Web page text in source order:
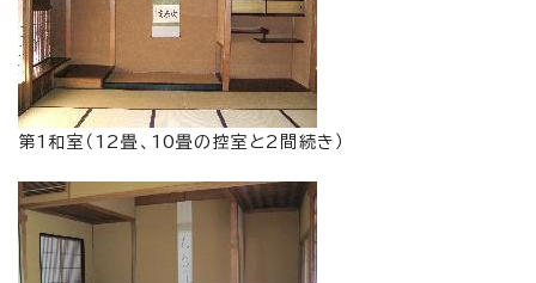
第1和室（12畳、10畳の控室と2間続き）